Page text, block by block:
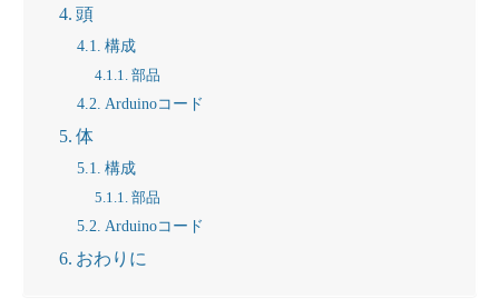
頭
構成
部品
Arduinoコード
体
構成
部品
Arduinoコード
おわりに